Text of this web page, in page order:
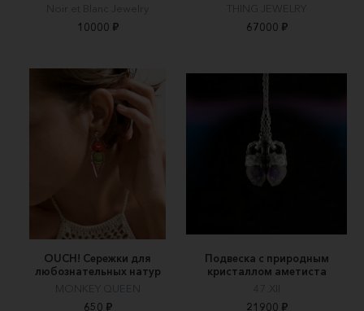
Noir et Blanc Jewelry
10000 ₽
THING JEWELRY
67000 ₽
OUCH! Сережки для
любознательных натур
MONKEY QUEEN
650 ₽
Подвеска с природным
кристаллом аметиста
47.XII
21900 ₽